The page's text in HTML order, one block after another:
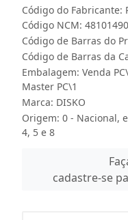
Código do Fabricante:
Código NCM: 48101490
Código de Barras do
Código de Barras da
Embalagem: Venda
Master PC\1
Marca: DISKO
Origem: 0 - Nacional,
4, 5 e 8
cadastre-se